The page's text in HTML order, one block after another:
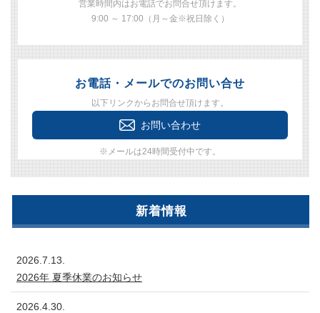
営業時間内はお電話でお問合せ頂けます。
9:00 ～ 17:00（月～金※祝日除く）
お電話・メールでのお問い合せ
以下リンクからお問合せ頂けます。
お問い合わせ
※メールは24時間受付中です。
新着情報
2026.7.13.
2026年 夏季休業のお知らせ
2026.4.30.